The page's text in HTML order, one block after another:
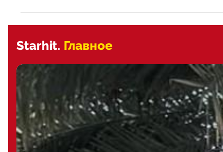
Starhit. Главное